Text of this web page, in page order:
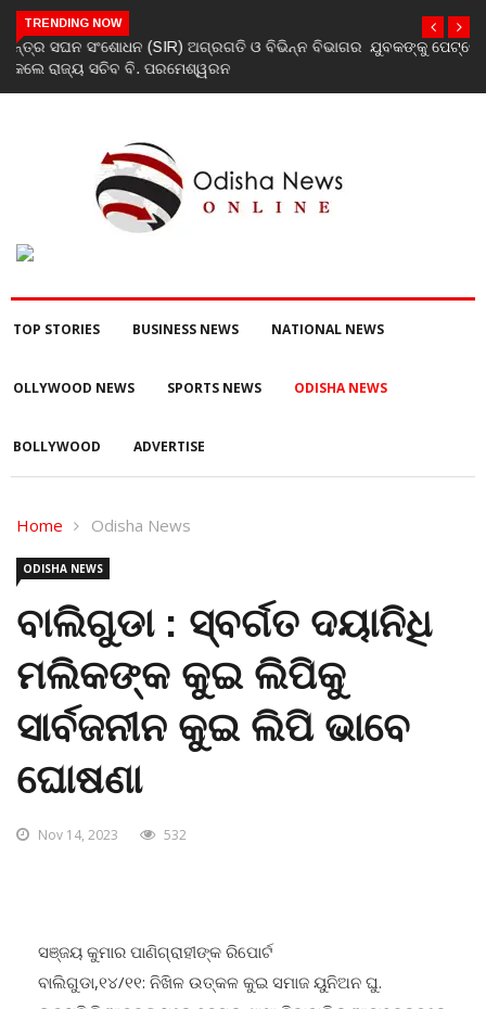
TRENDING NOW
ଯୁବକଙ୍କୁ ପେଟ୍ରୋଲ ଢାଳି ନିଆଁ ଲଗାଇ ହତ୍ୟା ଉଦ୍ୟମ ଅଭିଯୋଗ
ବାଲିଗୁଡା : ସ୍ବର୍ଗତ ଦୟାନିଧି
ମଲିକଙ୍କ କୁଇ ଲିପିକୁ
ସାର୍ବଜନୀନ କୁଇ ଲିପି ଭାବେ
ଘୋଷଣା
ବାଲିଗୁଡା,୧୪/୧୧: ନିଖିଳ ଉତ୍କଳ କୁଇ ସମାଜ ୟୁନିଅନ ଘୁ.
ଉଦୟଗିରି ଆନୁକୂଲ୍ୟରେ ହଦଗଡ଼ ଶାଖା ଟିକାବାଲିର ଆବାହକତ୍ଵରେ